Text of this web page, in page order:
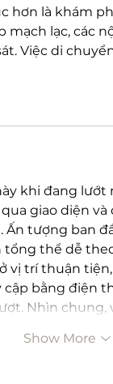
hơn là khám
mạch lạc,
Việc di
khi đang
giao diện
tượng ban
tổng thể dễ
vị trí thuận
bằng điện
Nhìn chung,
Show More